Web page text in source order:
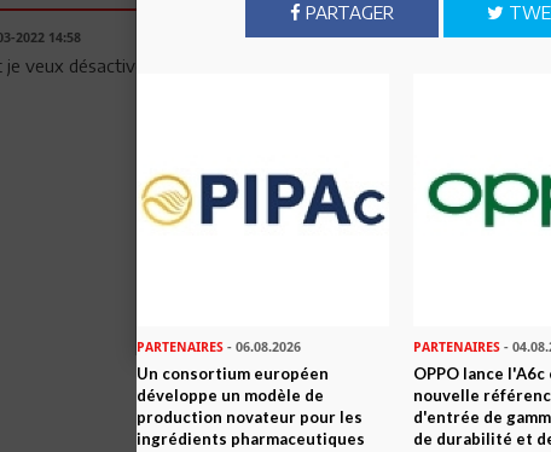
2022 14:58
veux désactiver le service SOS solde ?
PARTAGER
PARTENAIRES - 06.08.2026
Un consortium européen
développe un modèle de
production novateur pour les
ingrédients pharmaceutiques
PARTENAIRES -
OPPO lance
nouvelle
d'entrée de
de durabilité et